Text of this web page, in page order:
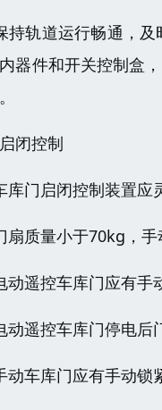
持轨道运行畅通，
器件和开关控制盒
闭控制
库门启闭控制装置
扇质量小于70kg，
动遥控车库门应有
动遥控车库门停电后
动车库门应有手动锁